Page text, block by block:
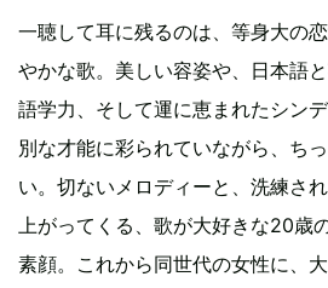
一聴して耳に残るのは、等身大の
やかな歌。美しい容姿や、日本語
語学力、そして運に恵まれたシン
別な才能に彩られていながら、ち
い。切ないメロディーと、洗練さ
上がってくる、歌が大好きな20歳
素顔。これから同世代の女性に、